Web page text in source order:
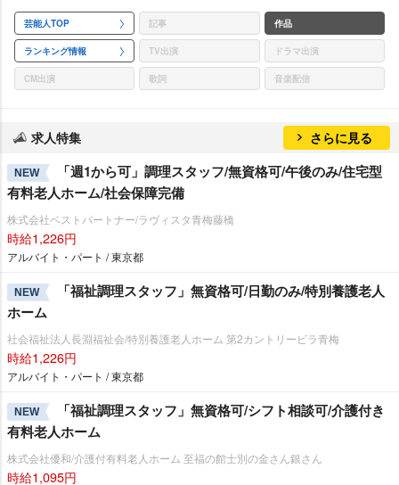
芸能人TOP 記事 作品
ランキング情報 TV出演 ドラマ出演
CM出演 歌詞 音楽配信
求人特集 さらに見る
NEW
「週1から可」調理スタッフ/無資格可/午後のみ/住宅型
有料老人ホーム/社会保障完備
株式会社ベストパートナー/ラヴィスタ青梅藤橋
時給1,226円
アルバイト・パート / 東京都
NEW
「福祉調理スタッフ」無資格可/日勤のみ/特別養護老人
ホーム
社会福祉法人長淵福祉会/特別養護老人ホーム 第2カントリービラ青梅
時給1,226円
アルバイト・パート / 東京都
NEW
「福祉調理スタッフ」無資格可/シフト相談可/介護付き
有料老人ホーム
株式会社優和/介護付有料老人ホーム 至福の館士別の金さん銀さん
時給1,095円